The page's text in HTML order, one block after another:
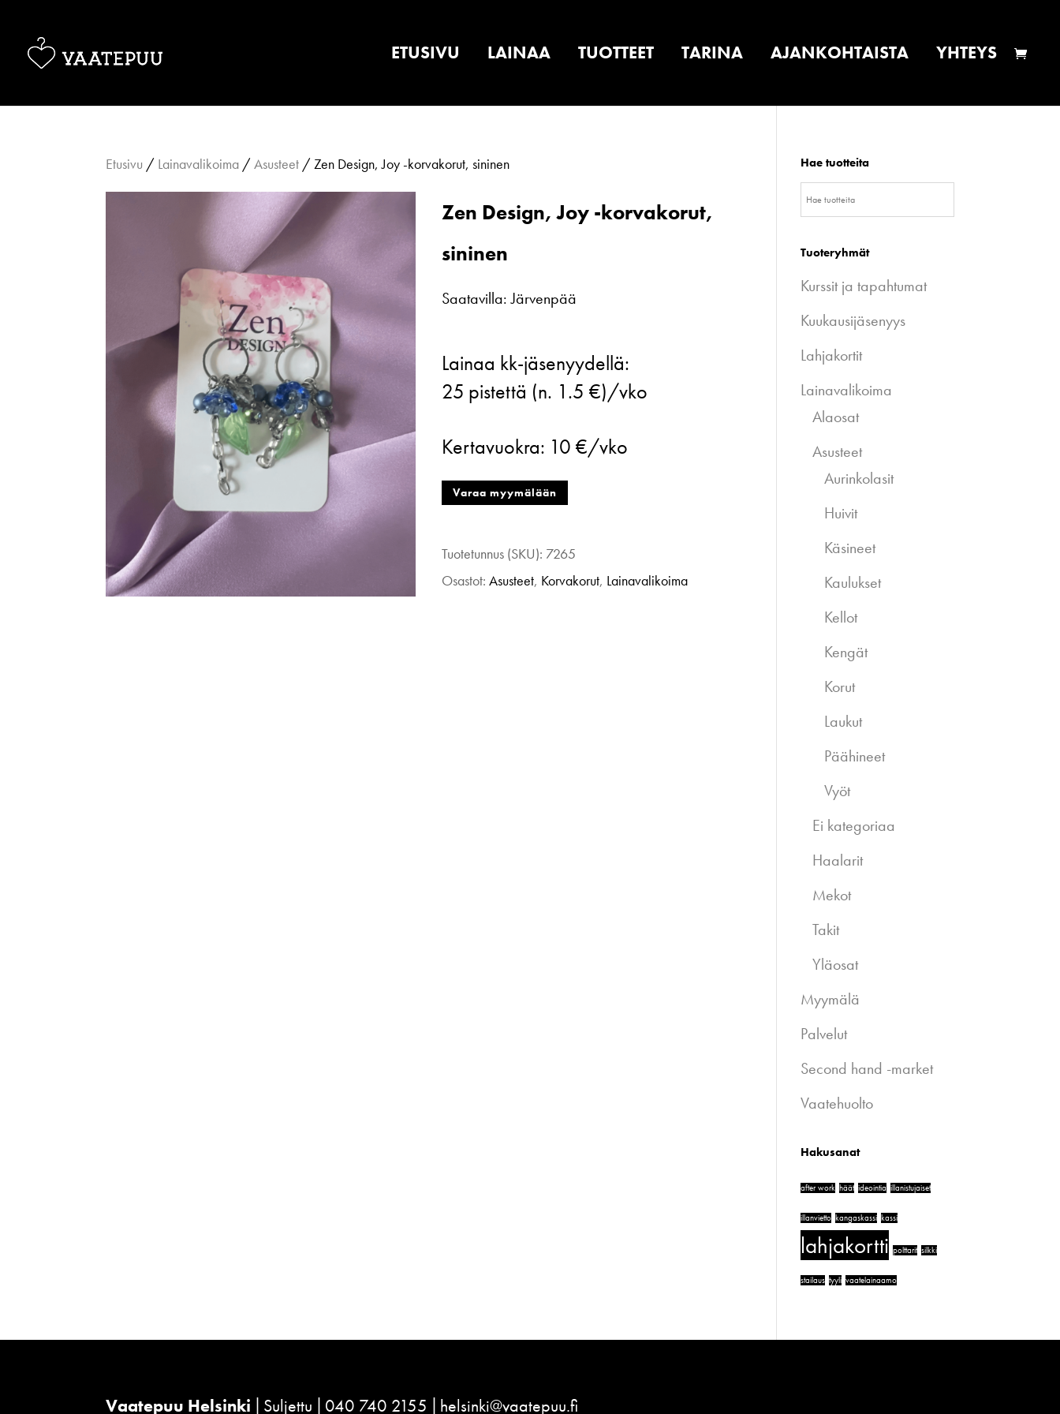
ETUSIVU LAINAA TUOTTEET TARINA AJANKOHTAISTA YHTEYS
Etusivu / Lainavalikoima /Asusteet / Zen Design, Joy -korvakorut, sininen
Zen Design, Joy -korvakorut,
sininen
Saatavilla: Järvenpää
Design,
Joy
korvakorut,
sininen
määrä
Lainaa kk-jäsenyydellä:
25 pistettä (n. 1.5 €)/vko
Kertavuokra: 10 €/vko
Varaa myymälään
Tuotetunnus (SKU): 7265
Osastot:Asusteet, Korvakorut, Lainavalikoima
Hae tuotteita
Tuoteryhmät
Kurssit ja tapahtumat
Kuukausijäsenyys
Lahjakortit
Lainavalikoima
Alaosat
Asusteet
Aurinkolasit
Huivit
Käsineet
Kaulukset
Kellot
Kengät
Korut
Laukut
Päähineet
Vyöt
Ei kategoriaa
Haalarit
Mekot
Takit
Yläosat
Myymälä
Palvelut
Second hand -market
Vaatehuolto
Hakusanat
after work häät ideointia illanistujaiset
illanvietto kangaskassi kassi
lahjakortti polttarit silkki
stailaus tyyli vaatelainaamo
Vaatepuu Helsinki Suljettu 040 740 2155 helsinki@vaatepuu.fi